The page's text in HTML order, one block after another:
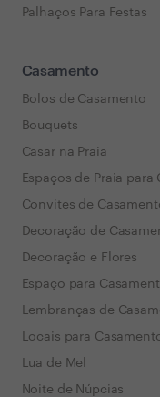
Palhaços Para Festas
Casamento
Bolos de Casamento
Bouquets
Casar na Praia
Espaços de Praia para
Convites de
Decoração de
Decoração e Flores
Espaço para
Lembranças de
Locais para
Lua de Mel
Noite de Núpcias